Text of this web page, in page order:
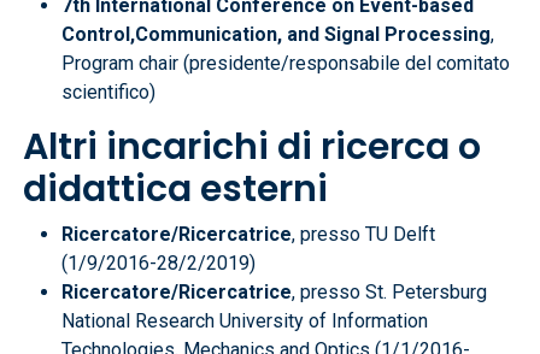
7th International Conference on Event-based
Control,Communication, and Signal Processing,
Program chair (presidente/responsabile del comitato
scientifico)
Altri incarichi di ricerca o
didattica esterni
Ricercatore/Ricercatrice, presso TU Delft
(1/9/2016-28/2/2019)
Ricercatore/Ricercatrice, presso St. Petersburg
National Research University of Information